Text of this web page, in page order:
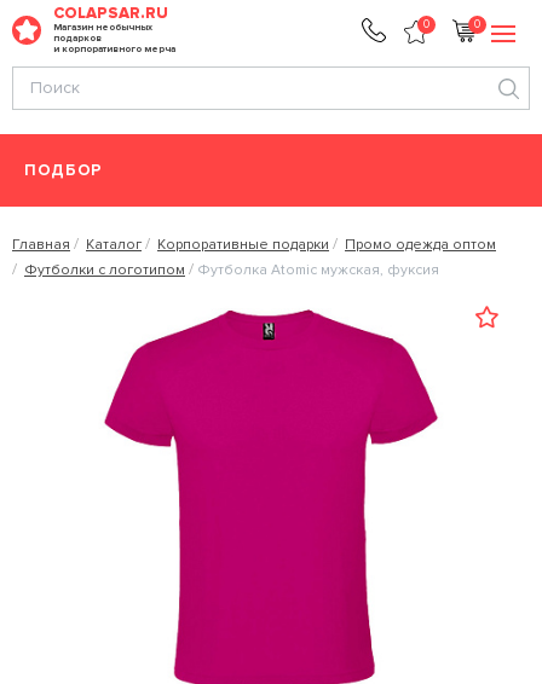
COLAPSAR.RU
Магазин необычных
подарков
и корпоративного мерча
0 0
ПОДБОР
Главная Каталог Корпоративные подарки
Промо одежда оптом
Футболки с логотипом
Футболка Atomic мужская, фуксия